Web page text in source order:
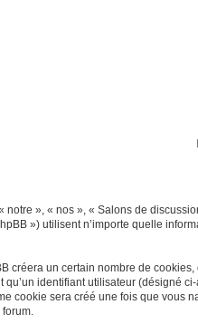
», « nos », « Salons de
») utilisent n’importe quelle
créera un certain nombre de
identifiant utilisateur (désigné
cookie sera créé une fois que vous